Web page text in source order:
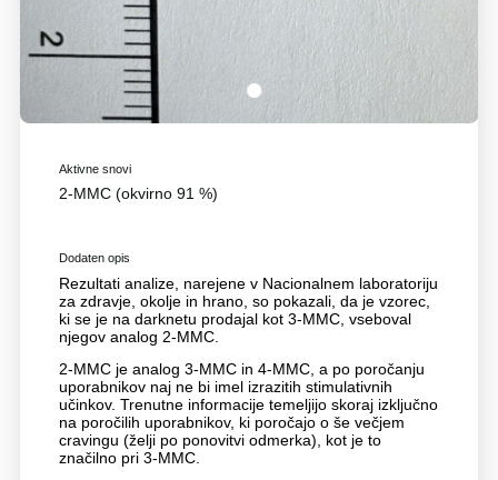
1
Aktivne snovi
2-MMC (okvirno 91 %)
Dodaten opis
Rezultati analize, narejene v Nacionalnem laboratoriju
za zdravje, okolje in hrano, so pokazali, da je vzorec,
ki se je na darknetu prodajal kot 3-MMC, vseboval
njegov analog 2-MMC.
2-MMC je analog 3-MMC in 4-MMC, a po poročanju
uporabnikov naj ne bi imel izrazitih stimulativnih
učinkov. Trenutne informacije temeljijo skoraj izključno
na poročilih uporabnikov, ki poročajo o še večjem
cravingu (želji po ponovitvi odmerka), kot je to
značilno pri 3-MMC.